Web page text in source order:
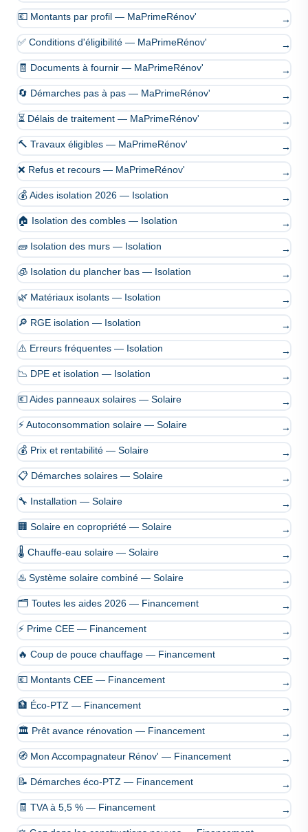
💶 Montants par profil — MaPrimeRénov' →
✅ Conditions d'éligibilité — MaPrimeRénov' →
🧾 Documents à fournir — MaPrimeRénov' →
🔄 Démarches pas à pas — MaPrimeRénov' →
⏳ Délais de traitement — MaPrimeRénov' →
🔨 Travaux éligibles — MaPrimeRénov' →
❌ Refus et recours — MaPrimeRénov' →
💰 Aides isolation 2026 — Isolation →
🏠 Isolation des combles — Isolation →
🧱 Isolation des murs — Isolation →
🧊 Isolation du plancher bas — Isolation →
🌿 Matériaux isolants — Isolation →
🔎 RGE isolation — Isolation →
⚠️ Erreurs fréquentes — Isolation →
📉 DPE et isolation — Isolation →
💶 Aides panneaux solaires — Solaire →
⚡ Autoconsommation solaire — Solaire →
💰 Prix et rentabilité — Solaire →
📋 Démarches solaires — Solaire →
🔧 Installation — Solaire →
🏢 Solaire en copropriété — Solaire →
🌡️ Chauffe-eau solaire — Solaire →
♨️ Système solaire combiné — Solaire →
🗂️ Toutes les aides 2026 — Financement →
⚡ Prime CEE — Financement →
🔥 Coup de pouce chauffage — Financement →
💶 Montants CEE — Financement →
🏦 Éco-PTZ — Financement →
🏛️ Prêt avance rénovation — Financement →
🧭 Mon Accompagnateur Rénov' — Financement →
📝 Démarches éco-PTZ — Financement →
🧾 TVA à 5,5 % — Financement →